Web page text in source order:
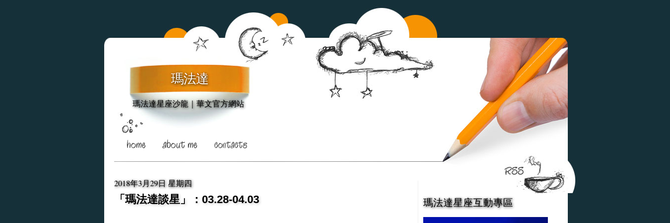
瑪法達
瑪法達星座沙龍｜華文官方網站
2018年3月29日 星期四
「瑪法達談星」：03.28-04.03 瑪法達星座互動專區